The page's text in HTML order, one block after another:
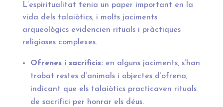
L’espiritualitat tenia un paper important en la
vida dels talaiòtics, i molts jaciments
arqueològics evidencien rituals i pràctiques
religioses complexes.
Ofrenes i sacrificis: en alguns jaciments, s’han
trobat restes d’animals i objectes d’ofrena,
indicant que els talaiòtics practicaven rituals
de sacrifici per honrar els déus.